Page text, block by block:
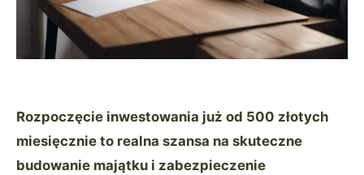
Rozpoczęcie inwestowania już od 500 złotych
miesięcznie to realna szansa na skuteczne
budowanie majątku i zabezpieczenie